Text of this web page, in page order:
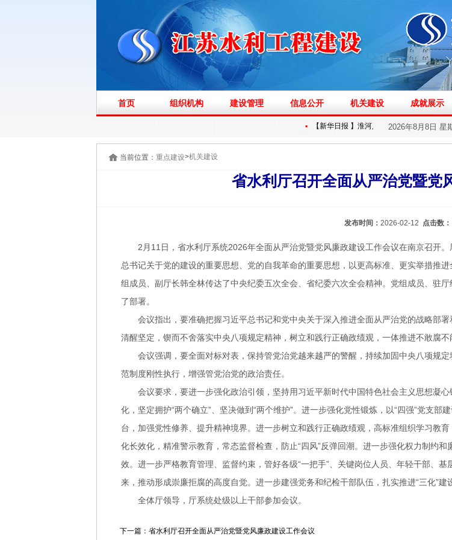
首页 组织机构 建设管理 信息公开 机关建设 成就展示
【新华日报 】淮河入海水道二期工程海...
2026年8月8日 星
当前位置： 重点建设>机关建设
省水利厅召开全面从严治党暨党
发布时间： 2026-02-12 点击数：
2月11日，省水利厅系统2026年全面从严治党暨党风廉政建设工作会议在南京召开
总书记关于党的建设的重要思想、党的自我革命的重要思想，以更高标准、更实举措推
组成员、副厅长韩全林传达了中央纪委五次全会、省纪委六次全会精神。党组成员、驻
了部署。
会议指出，要准确把握习近平总书记和党中央关于深入推进全面从严治党的战略部
清醒坚定，锲而不舍落实中央八项规定精神，树立和践行正确政绩观，一体推进不敢腐不
会议强调，要全面对标对表，保持管党治党越来越严的警醒，持续加固中央八项规
范制度刚性执行，增强管党治党的政治责任。
会议要求，要进一步强化政治引领，坚持用习近平新时代中国特色社会主义思想凝
化，坚定拥护“两个确立”、坚决做到“两个维护”。进一步强化党性锻炼，以“四强”党支
台，加强党性修养、提升精神境界。进一步树立和践行正确政绩观，高标准组织学习教
化长效化，精准警示教育，常态监督检查，防止“四风”反弹回潮。进一步强化权力制约
效。进一步严格教育管理、监督约束，管好各级“一把手”、关键岗位人员、年轻干部、
来，推动形成崇廉拒腐的高度自觉。进一步建强党务和纪检干部队伍，扎实推进“三化”建
全体厅领导，厅系统处级以上干部参加会议。
下一篇：省水利厅召开全面从严治党暨党风廉政建设工作会议